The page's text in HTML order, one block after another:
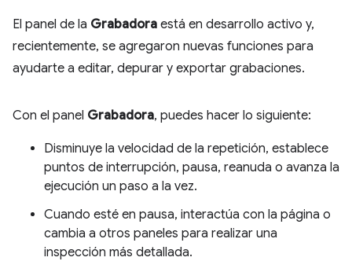
El panel de la Grabadora está en desarrollo activo y,
recientemente, se agregaron nuevas funciones para
ayudarte a editar, depurar y exportar grabaciones.
Con el panel Grabadora, puedes hacer lo siguiente:
Disminuye la velocidad de la repetición, establece
puntos de interrupción, pausa, reanuda o avanza la
ejecución un paso a la vez.
Cuando esté en pausa, interactúa con la página o
cambia a otros paneles para realizar una
inspección más detallada.